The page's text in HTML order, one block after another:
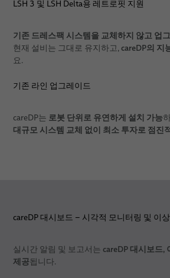
LSH 3 및 LSH Delta용 레트로핏 지원
기존 드레스팩 시스템을 교체하지 않고 업
현재 설비는 그대로 유지하고,careDP의 지
요.
기존 라인 업그레이드
careDP는 로봇 단위로 유연하게 설치 가능
대규모 시스템 교체 없이 최소 투자로 점진
careDP 대시보드 – 시각적 모니터링 및 이
실시간 알림 및 보고서는 careDP 대시보드,
제공됩니다.